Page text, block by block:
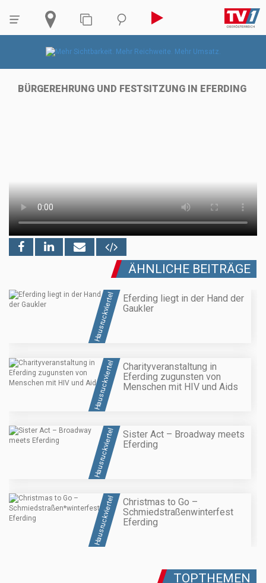
BÜRGEREHRUNG UND FESTSITZUNG IN EFERDING
ÄHNLICHE BEITRÄGE
Hausruckviertel
Eferding liegt in der Hand der
Gaukler
Hausruckviertel
Charityveranstaltung in
Eferding zugunsten von
Menschen mit HIV und Aids
Hausruckviertel
Sister Act – Broadway meets
Eferding
Hausruckviertel
Christmas to Go –
Schmiedstraßenwinterfest
Eferding
TOPTHEMEN